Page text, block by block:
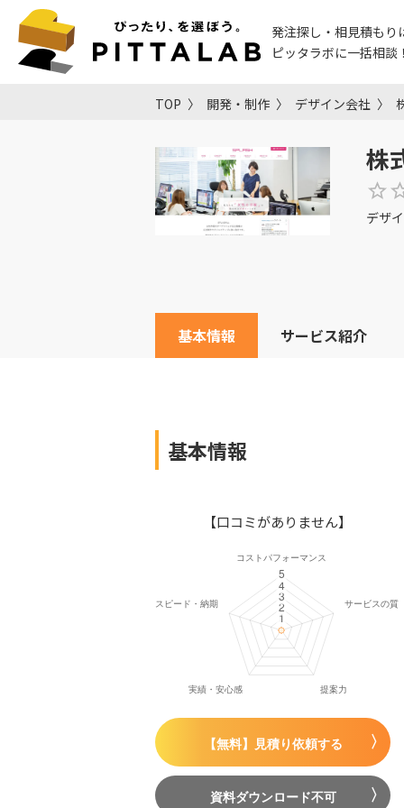
発注探し・相見積もり
ピッタラボに一括相談
TOP 開発・制作 デザイン会社
株
デザ
基本情報 サービス紹介
基本情報
【口コミがありません】
【無料】見積り依頼する
資料ダウンロード不可